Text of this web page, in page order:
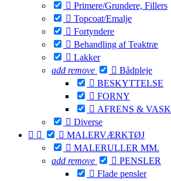
 Primere/Grundere, Fillers
 Topcoat/Emalje
 Fortyndere
 Behandling af Teaktræ
 Lakker
add remove  Bådpleje
 BESKYTTELSE
 FORNY
 AFRENS & VASK
 Diverse
   MALERVÆRKTØJ
 MALERULLER MM.
add remove  PENSLER
 Flade pensler